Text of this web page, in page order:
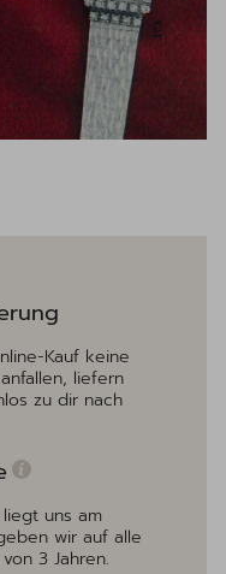
Kauf keine
liefern
zu dir nach
uns am
wir auf alle
3 Jahren.